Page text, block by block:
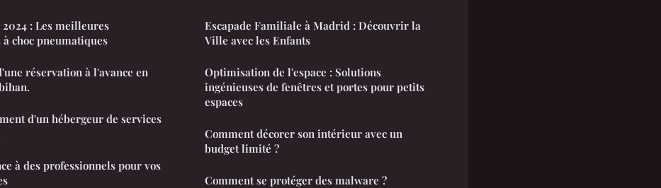
: Les meilleures
choc pneumatiques
réservation à l'avance en
d'un hébergeur de services
à des professionnels pour vos
Escapade Familiale à Madrid : Découvrir la
Ville avec les Enfants
Optimisation de l'espace : Solutions
ingénieuses de fenêtres et portes pour petits
espaces
Comment décorer son intérieur avec un
budget limité ?
Comment se protéger des malware ?